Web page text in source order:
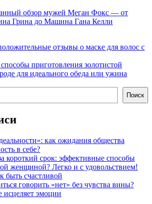
обзор мужей Меган Фокс — от
Грина до Машина Гана Келли
отзывы о маске для волос с
приготовления золотистой
для идеального обеда или ужина
Поиск
как ожидания общества
в себе?
короткий срок: эффективные способы
женщиной? Легко и с удовольствием!
быть счастливой
говорить «нет» без чувства вины?
исцеляет эмоции